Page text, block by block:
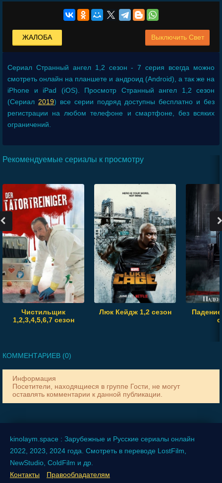
Выключить Свет
ЖАЛОБА
Сериал Странный ангел 1,2 сезон - 7 серия всегда можно
смотреть онлайн на планшете и андроид (Android), а так же на
iPhone и iPad (iOS). Просмотр Странный ангел 1,2 сезон
(Сериал 2019) все серии подряд доступны бесплатно и без
регистрации на любом телефоне и смартфоне, без всяких
ограничений.
Рекомендуемые сериалы к просмотру
Чистильщик
1,2,3,4,5,6,7 сезон
Люк Кейдж 1,2 сезон
КОММЕНТАРИЕВ (0)
Информация
Посетители, находящиеся в группе Гости , не могут
оставлять комментарии к данной публикации.
kinolaym.space : Зарубежные и Русские сериалы онлайн
2022, 2023, 2024 года. Смотреть в переводе LostFilm,
NewStudio, ColdFilm и др.
Контакты
Правообладателям